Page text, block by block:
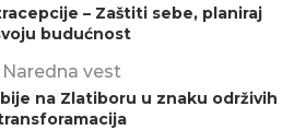
– Zaštiti sebe, planiraj
budućnost
Naredna vest
na Zlatiboru u znaku održivih